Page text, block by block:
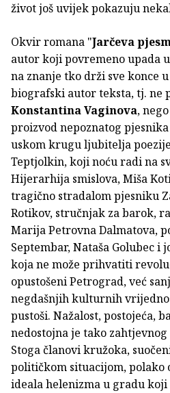
život još uvijek pokazuju
Okvir romana "Jarčeva
autor koji povremeno upada
na znanje tko drži sve konce
biografski autor teksta, tj. ne
Konstantina Vaginova,
proizvod nepoznatog
uskom krugu ljubitelja
Teptjolkin, koji noću radi na
Hijerarhija smislova, Miša
tragično stradalom pjesniku
Rotikov, stručnjak za barok,
Marija Petrovna Dalmatova,
Septembar, Nataša Golubec i
koja ne može prihvatiti
opustošeni Petrograd, već
negdašnjih kulturnih
pustoši. Nažalost, postojeća,
nedostojna je tako
Stoga članovi kružoka,
političkom situacijom, polako
ideala helenizma u gradu